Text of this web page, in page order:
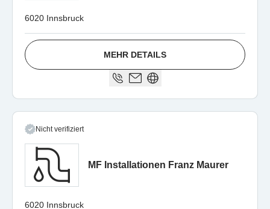
6020 Innsbruck
MEHR DETAILS
Nicht verifiziert
MF Installationen Franz Maurer
6020 Innsbruck